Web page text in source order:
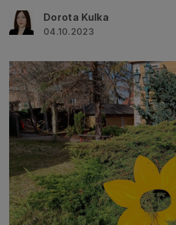
Dorota Kulka
04.10.2023